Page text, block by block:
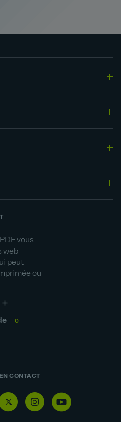
vous
web
peut
ou
0
CONTACT